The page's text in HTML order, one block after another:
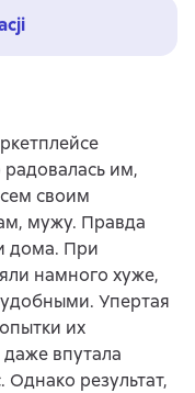
им,
своим
мужу. Правда
дома. При
намного хуже,
Упертая
их
впутала
результат,